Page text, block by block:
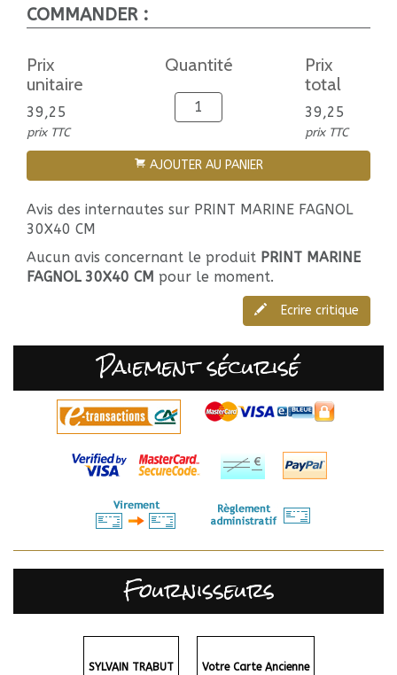
COMMANDER :
Prix
unitaire
39,25
prix TTC
Quantité
Prix
total
39,25
prix TTC
AJOUTER AU PANIER
Avis des internautes sur PRINT MARINE FAGNOL
30X40 CM
Aucun avis concernant le produit PRINT MARINE
FAGNOL 30X40 CM pour le moment.
Ecrire critique
Paiement sécurisé
Fournisseurs
SYLVAIN TRABUT Votre Carte Ancienne